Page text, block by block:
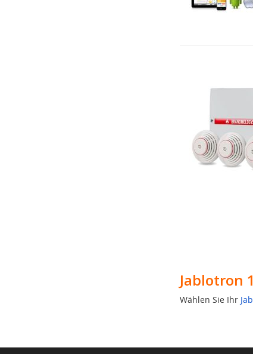
Jablotron
Wählen Sie Ihr